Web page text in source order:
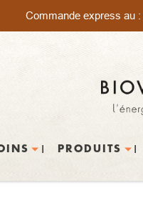
Commande express au :
PRODUITS